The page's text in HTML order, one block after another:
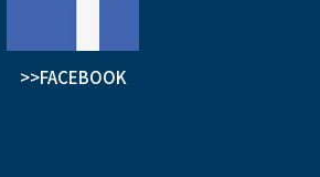
>>FACEBOOK